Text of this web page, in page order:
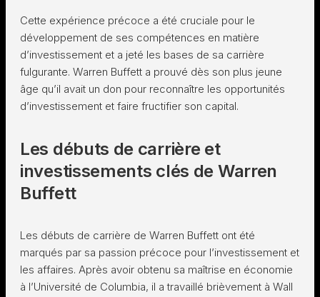
Cette expérience précoce a été cruciale pour le
développement de ses compétences en matière
d’investissement et a jeté les bases de sa carrière
fulgurante. Warren Buffett a prouvé dès son plus jeune
âge qu’il avait un don pour reconnaître les opportunités
d’investissement et faire fructifier son capital.
Les débuts de carrière et
investissements clés de Warren
Buffett
Les débuts de carrière de Warren Buffett ont été
marqués par sa passion précoce pour l’investissement et
les affaires. Après avoir obtenu sa maîtrise en économie
à l’Université de Columbia, il a travaillé brièvement à Wall